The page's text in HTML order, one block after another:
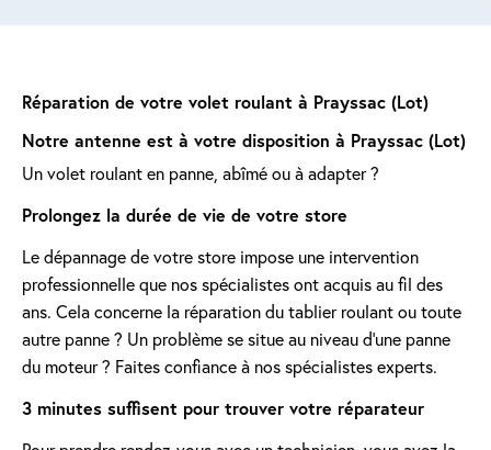
Réparation de votre volet roulant à Prayssac (Lot)
Notre antenne est à votre disposition à Prayssac (Lot)
Un volet roulant en panne, abîmé ou à adapter ?
Prolongez la durée de vie de votre store
Le dépannage de votre store impose une intervention
professionnelle que nos spécialistes ont acquis au fil des
ans. Cela concerne la réparation du tablier roulant ou toute
autre panne ? Un problème se situe au niveau d'une panne
du moteur ? Faites confiance à nos spécialistes experts.
3 minutes suffisent pour trouver votre réparateur